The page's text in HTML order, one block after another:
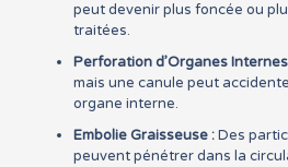
peut devenir plus foncée ou
traitées.
Perforation d’Organes
mais une canule peut
organe interne.
Embolie Graisseuse :Des
peuvent pénétrer dans la